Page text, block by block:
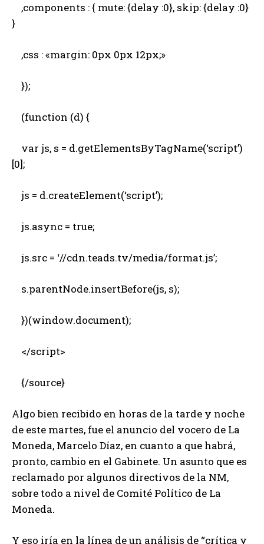
,components : { mute: {delay :0}, skip: {delay :0}
}
,css : «margin: 0px 0px 12px;»
});
(function (d) {
var js, s = d.getElementsByTagName(‘script’)
[0];
js = d.createElement(‘script’);
js.async = true;
js.src = ‘//cdn.teads.tv/media/format.js’;
s.parentNode.insertBefore(js, s);
})(window.document);
</script>
{/source}
Algo bien recibido en horas de la tarde y noche
de este martes, fue el anuncio del vocero de La
Moneda, Marcelo Díaz, en cuanto a que habrá,
pronto, cambio en el Gabinete. Un asunto que es
reclamado por algunos directivos de la NM,
sobre todo a nivel de Comité Político de La
Moneda.
Y eso iría en la línea de un análisis de “crítica y